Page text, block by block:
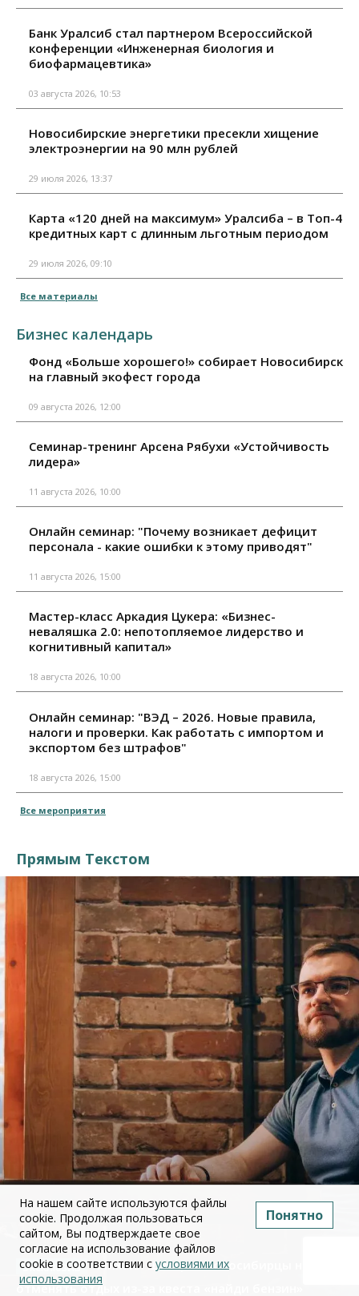
Банк Уралсиб стал партнером Всероссийской
конференции «Инженерная биология и
биофармацевтика»
03 августа 2026, 10:53
Новосибирские энергетики пресекли хищение
электроэнергии на 90 млн рублей
29 июля 2026, 13:37
Карта «120 дней на максимум» Уралсиба – в Топ-4
кредитных карт с длинным льготным периодом
29 июля 2026, 09:10
Все материалы
Бизнес календарь
Фонд «Больше хорошего!» собирает Новосибирск
на главный экофест города
09 августа 2026, 12:00
Семинар-тренинг Арсена Рябухи «Устойчивость
лидера»
11 августа 2026, 10:00
Онлайн семинар: "Почему возникает дефицит
персонала - какие ошибки к этому приводят"
11 августа 2026, 15:00
Мастер-класс Аркадия Цукера: «Бизнес-
неваляшка 2.0: непотопляемое лидерство и
когнитивный капитал»
18 августа 2026, 10:00
Онлайн семинар: "ВЭД – 2026. Новые правила,
налоги и проверки. Как работать с импортом и
экспортом без штрафов"
18 августа 2026, 15:00
Все мероприятия
Прямым Текстом
Михаил Швецов: Новосибирцы начали
отменять отдых из-за квеста «найди бензин»
На нашем сайте используются файлы
cookie. Продолжая пользоваться
сайтом, Вы подтверждаете свое
согласие на использование файлов
cookie в соответствии с условиями их
использования
Понятно